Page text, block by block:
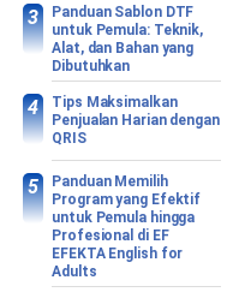
Panduan Sablon DTF
untuk Pemula: Teknik,
Alat, dan Bahan yang
Dibutuhkan
Tips Maksimalkan
Penjualan Harian dengan
QRIS
Panduan Memilih
Program yang Efektif
untuk Pemula hingga
Profesional di EF
EFEKTA English for
Adults